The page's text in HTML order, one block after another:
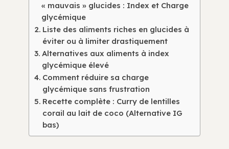
« mauvais » glucides : Index et Charge
glycémique
Liste des aliments riches en glucides à
éviter ou à limiter drastiquement
Alternatives aux aliments à index
glycémique élevé
Comment réduire sa charge
glycémique sans frustration
Recette complète : Curry de lentilles
corail au lait de coco (Alternative IG
bas)